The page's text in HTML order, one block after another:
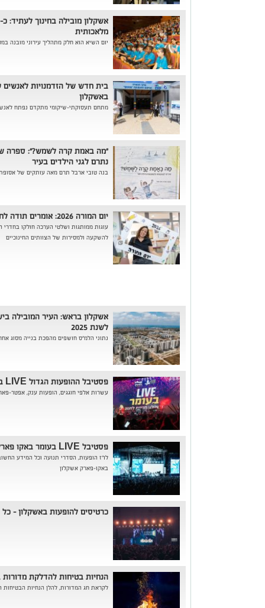
מלאכותית
יום השיא הוא חלק מתהליך עירוני מובנה
בית חדש של הזדמנויות לאנשים
באשקלון
מתחם תעסוקתי-שיקומי מתקדם נפתח
"מה באמת קרה לשמש?": ספרה
נתרם לגני הילדים בעיר
בנה טובי ארבל תרם מאה עותקים של
יום המורה 2026: אומרים תודה לחוד החנית של מערכת החינוך
עוגות ממותגות ושלטי הערכה חולקו
להשקעה ולמסירות של הצוותים החינוכיים
אשקלון בראש: העיר המובילה
לשנת 2025
נתוני הלמ"ס חושפים מהפכת בנייה מסוג אחר בעיר: עם
פסטיבל ההופעות הגדול LIVE בעומר באקו פארק אשקלון:
עשרות אלפי חוגגים, הופעות ענק, אפטר-
פסטיבל LIVE בעומר באקו פארק אשקלון:
לו"ז הופעות, הסדרי תנועה וכל המידע
באקו-פארק אשקלון
כרטיסים להופעות באשקלון -
הנחיות בטיחות להדלקת מדורות
לקראת חג המדורות, להלן הנחיות